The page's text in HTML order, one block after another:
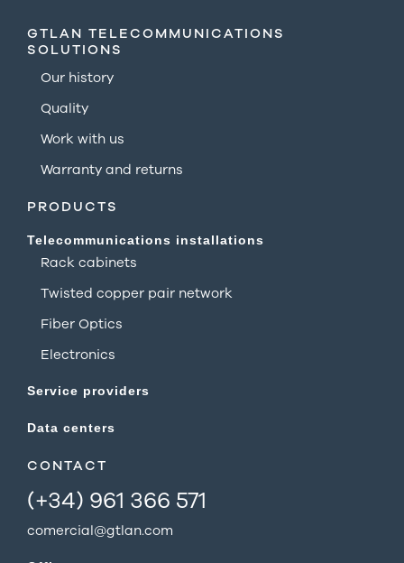
GTLAN TELECOMMUNICATIONS
SOLUTIONS
Our history
Quality
Work with us
Warranty and returns
PRODUCTS
Telecommunications installations
Rack cabinets
Twisted copper pair network
Fiber Optics
Electronics
Service providers
Data centers
CONTACT
(+34) 961 366 571
comercial@gtlan.com